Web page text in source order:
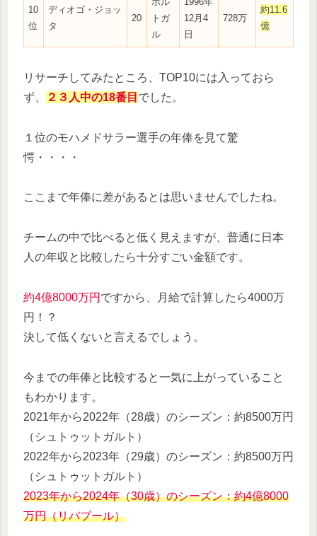
10
位
ディオゴ・ジョッ
タ
20
トガ
ル
12月4
日
728万
約11.6
億
リサーチしてみたところ、TOP10には入っておら
ず、
２３人中の18番目 でした。
１位のモハメドサラー選手の年俸を見て驚
愕・・・・
ここまで年俸に差があるとは思いませんでしたね。
チームの中で比べると低く見えますが、普通に日本
人の年収と比較したら十分すごい金額です。
約4億8000万円 ですから、月給で計算したら4000万
円！？
決して低くないと言えるでしょう。
今までの年俸と比較すると一気に上がっていること
もわかります。
2021年から2022年（28歳）のシーズン：約8500万円
（シュトゥットガルト）
2022年から2023年（29歳）のシーズン：約8500万円
（シュトゥットガルト）
2023年から2024年（30歳）のシーズン：約4億8000
万円（リバプール）